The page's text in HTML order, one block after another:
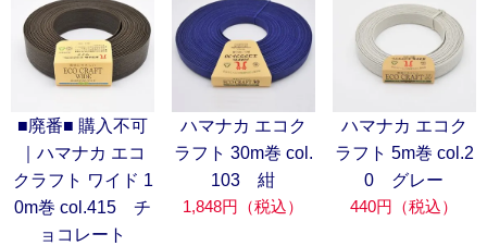
■廃番■ 購入不可
｜ハマナカ エコ
クラフト ワイド 1
0m巻 col.415 チ
ョコレート
ハマナカ エコク
ラフト 30m巻 col.
103 紺
1,848円（税込）
ハマナカ エコク
ラフト 5m巻 col.2
0 グレー
440円（税込）